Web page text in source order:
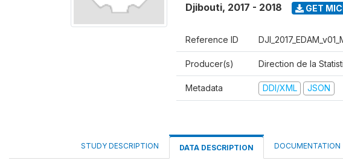
Djibouti, 2017 - 2018 GET
Reference ID
Producer(s) Direction de la
Metadata DDI/XML JSON
STUDY DESCRIPTION DATA DESCRIPTION DOCUMENTATION